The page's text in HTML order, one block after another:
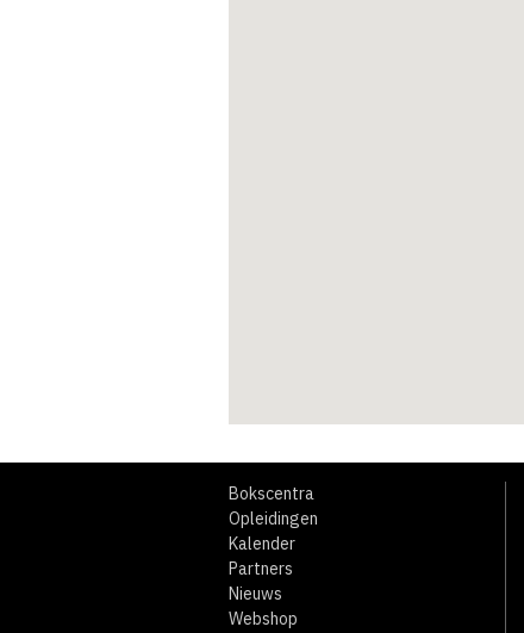
Bokscentra
Opleidingen
Kalender
Partners
Nieuws
Webshop